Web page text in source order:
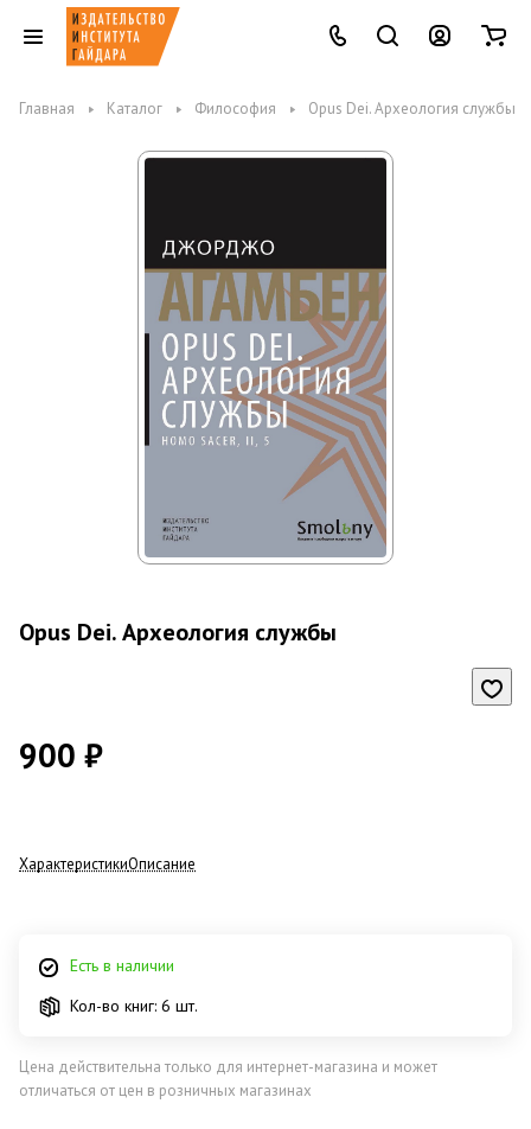
Главная Каталог Философия Opus Dei. Археология службы
Opus Dei. Археология службы
900 ₽
ХарактеристикиОписание
Есть в наличии
Кол-во книг: 6 шт.
Цена действительна только для интернет-магазина и может
отличаться от цен в розничных магазинах